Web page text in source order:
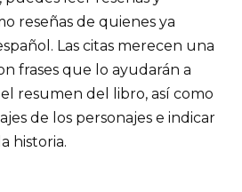
reseñas de quienes ya
Las citas merecen una
frases que lo ayudarán a
resumen del libro, así como
de los personajes e indicar
historia.